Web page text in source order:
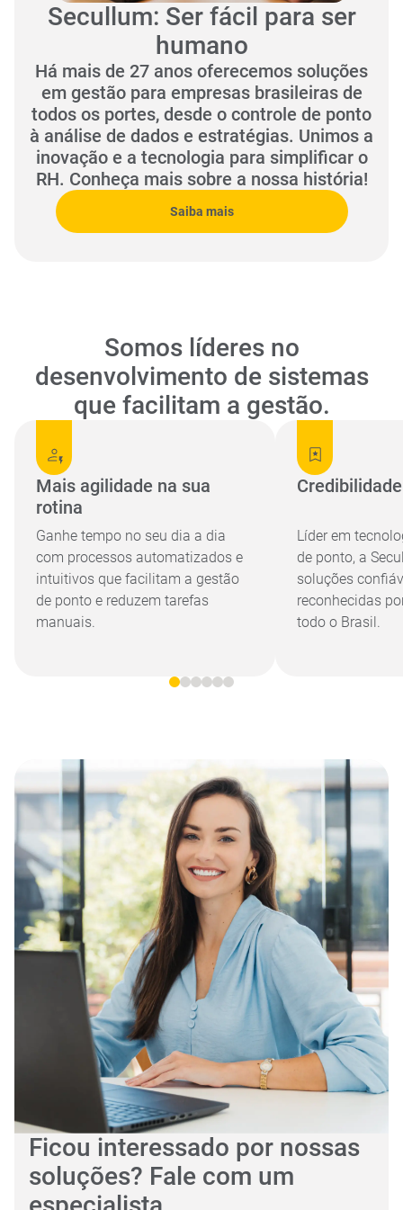
Secullum: Ser fácil para ser
humano
Há mais de 27 anos oferecemos soluções
em gestão para empresas brasileiras de
todos os portes, desde o controle de ponto
à análise de dados e estratégias. Unimos a
inovação e a tecnologia para simplificar o
RH. Conheça mais sobre a nossa história!
Saiba mais
Somos líderes no
desenvolvimento de sistemas
que facilitam a gestão.
Mais agilidade na sua
rotina
Ganhe tempo no seu dia a dia
com processos automatizados e
intuitivos que facilitam a gestão
de ponto e reduzem tarefas
manuais.
Líder em
de ponto, a
soluções
reconhecidas
todo o Brasil.
Ficou interessado por nossas
soluções? Fale com um